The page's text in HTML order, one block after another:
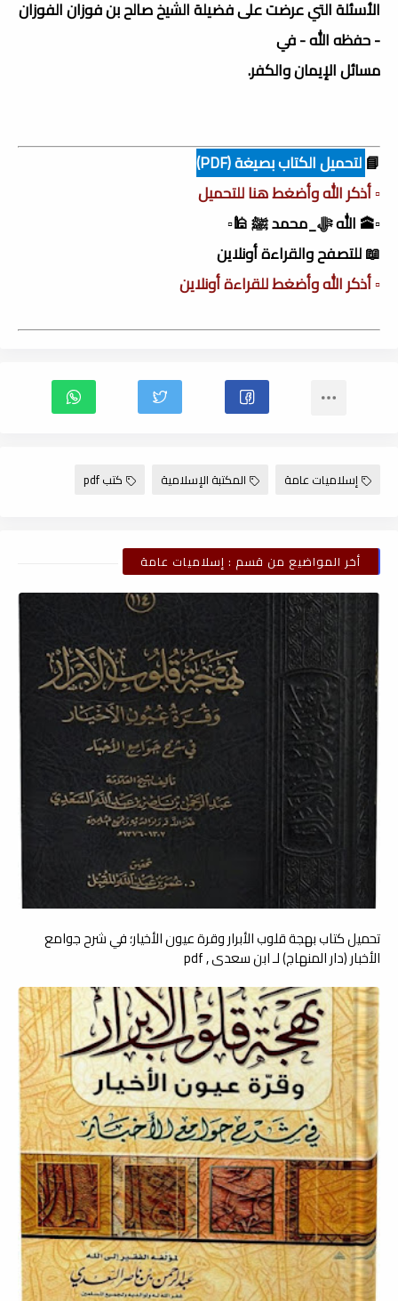
الأسئلة التي عرضت على فضيلة الشيخ صالح بن فوزان الفوزان
- حفظه الله - في
مسائل الإيمان والكفر.
📘لتحميل الكتاب بصيغة (PDF)
▫️ أذكر الله وأضغط هنا للتحميل
▫️🕋 الله ﷻ_محمد ﷺ 🕌▫️
📖 للتصفح والقراءة أونلاين
▫️ أذكر الله وأضغط للقراءة أونلاين
إسلاميات عامة المكتبة الإسلامية كتب pdf
أخر المواضيع من قسم : إسلاميات عامة
تحميل كتاب بهجة قلوب الأبرار وقرة عيون الأخيار؛ في شرح جوامع
الأخبار (دار المنهاج) لـ ابن سعدي , pdf